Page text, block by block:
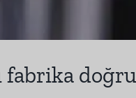
fabrika